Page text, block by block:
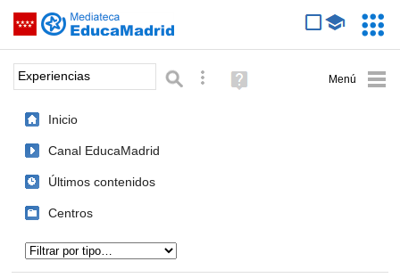
Saltar navegación
Palabra o frase: Búsqueda avanzada
Ayuda
(en
Inicio
Canal EducaMadrid
Últimos contenidos
Centros